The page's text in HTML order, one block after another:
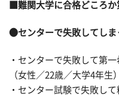
■難関大学に合格どころ
●センターで失敗してしま
・センターで失敗して第
（女性／22歳／大学4年生）
・センター試験で失敗し